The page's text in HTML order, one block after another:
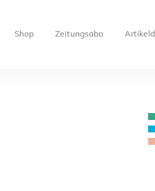
Shop Zeitungsabo